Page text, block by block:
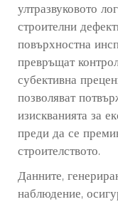
ултразвуковото
строителни
повърхностна
превръщат
субективна
позволяват
изискванията за
преди да се
строителството.
Данните,
наблюдение,